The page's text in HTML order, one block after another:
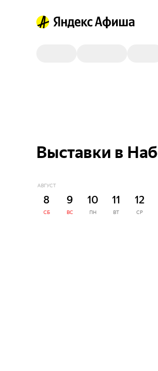
Выставки в
АВГУСТ
8
СБ
9
ВС
10
ПН
11
ВТ
12
СР